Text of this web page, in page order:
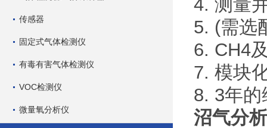
传感器
固定式气体检测仪
有毒有害气体检测仪
VOC检测仪
微量氧分析仪
4. 测量
5. (需选
6. CH4
7. 模块
8. 3年
沼气分